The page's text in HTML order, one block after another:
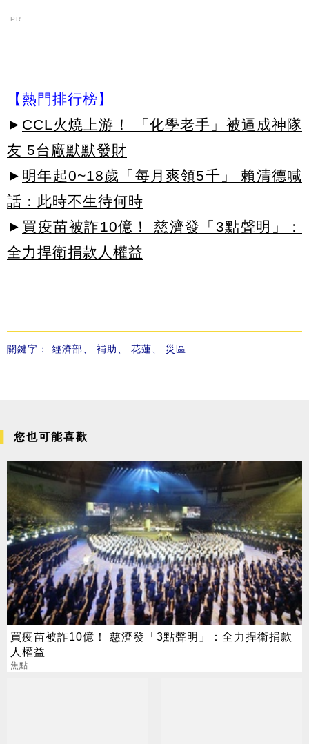
PR
【熱門排行榜】
► CCL火燒上游！ 「化學老手」被逼成神隊
友 5台廠默默發財
► 明年起0~18歲「每月爽領5千」 賴清德喊
話：此時不生待何時
► 買疫苗被詐10億！ 慈濟發「3點聲明」：
全力捍衛捐款人權益
關鍵字： 經濟部 補助 花蓮 災區
您也可能喜歡
買疫苗被詐10億！ 慈濟發「3點聲明」：全力捍衛捐款
人權益
焦點